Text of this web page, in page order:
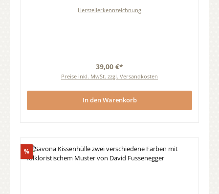
Herstellerkennzeichnung
39,00 €*
Preise inkl. MwSt. zzgl. Versandkosten
In den Warenkorb
%Rabatt